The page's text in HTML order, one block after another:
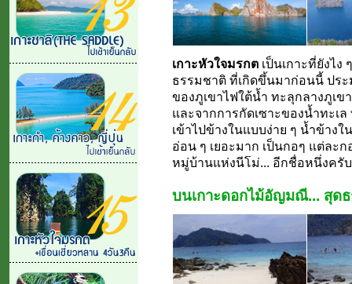
เกาะหัวใจมรกต เป็นเกาะที่ยังไง
ธรรมชาติ ที่เกิดขึ้นมาก่อนนี้ ประ
ของภูเขาไฟใต้น้ำ ทะลุกลางภูเข
และจากการกัดเซาะของน้ำทะเ
เข้าไปข้างในแบบง่าย ๆ น้ำข้าง
อ่อน ๆ เยอะมาก เป็นกอๆ แต่ละ
หมู่บ้านแห่งนีโม่... อีกชื่อหนึ่งครั
บนเกาะดอกไม้อัญมณี... สุด